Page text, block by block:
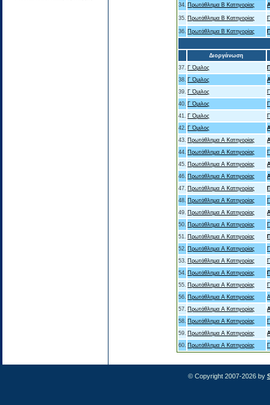
34. Πρωτάθλημα Β Κατηγορίας
35. Πρωτάθλημα Β Κατηγορίας
36. Πρωτάθλημα Β Κατηγορίας
Διοργάνωση
37. Γ Όμιλος
38. Γ Όμιλος
39. Γ Όμιλος
40. Γ Όμιλος
41. Γ Όμιλος
42. Γ Όμιλος
43. Πρωτάθλημα Α Κατηγορίας
44. Πρωτάθλημα Α Κατηγορίας
45. Πρωτάθλημα Α Κατηγορίας
46. Πρωτάθλημα Α Κατηγορίας
47. Πρωτάθλημα Α Κατηγορίας
48. Πρωτάθλημα Α Κατηγορίας
49. Πρωτάθλημα Α Κατηγορίας
50. Πρωτάθλημα Α Κατηγορίας
51. Πρωτάθλημα Α Κατηγορίας
52. Πρωτάθλημα Α Κατηγορίας
53. Πρωτάθλημα Α Κατηγορίας
54. Πρωτάθλημα Α Κατηγορίας
55. Πρωτάθλημα Α Κατηγορίας
56. Πρωτάθλημα Α Κατηγορίας
57. Πρωτάθλημα Α Κατηγορίας
58. Πρωτάθλημα Α Κατηγορίας
59. Πρωτάθλημα Α Κατηγορίας
60. Πρωτάθλημα Α Κατηγορίας
© Copyright 2007-2026 by